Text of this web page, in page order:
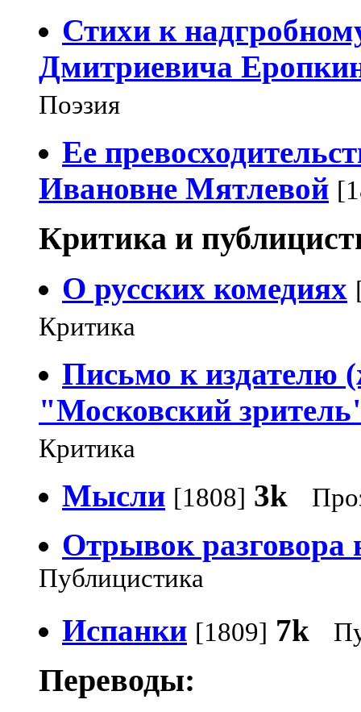
Стихи к
Дмитриевича
Поэзия
Ее
Ивановне Мятлевой
Критика и
О русских комедиях
Критика
Письмо к издателю
"Московский
Критика
Мысли [1808] 3k
Отрывок разговора
Публицистика
Испанки [1809] 7k
Переводы: